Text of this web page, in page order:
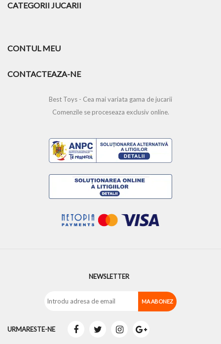
CATEGORII JUCARII
CONTUL MEU
CONTACTEAZA-NE
Best Toys - Cea mai variata gama de jucarii
Comenzile se proceseaza exclusiv online.
NEWSLETTER
URMARESTE-NE